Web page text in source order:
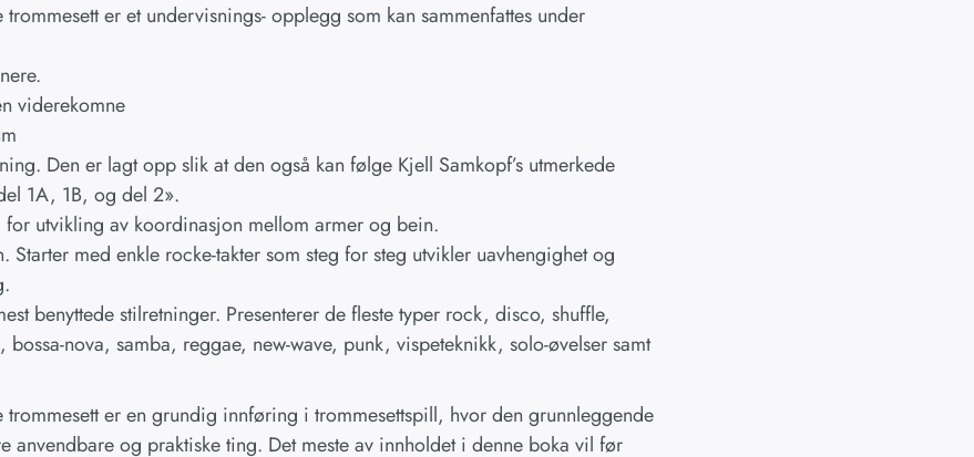
er et undervisnings- opplegg som kan sammenfattes under
viderekomne
Den er lagt opp slik at den også kan følge Kjell Samkopf’s utmerkede
1A, 1B, og del 2».
for utvikling av koordinasjon mellom armer og bein.
Starter med enkle rocke-takter som steg for steg utvikler uavhengighet og
benyttede stilretninger. Presenterer de fleste typer rock, disco, shuffle,
bossa-nova, samba, reggae, new-wave, punk, vispeteknikk, solo-øvelser samt
er en grundig innføring i trommesettspill, hvor den grunnleggende
anvendbare og praktiske ting. Det meste av innholdet i denne boka vil før